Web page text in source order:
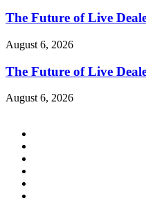
The Future of Live
August 6, 2026
The Future of Live
August 6, 2026